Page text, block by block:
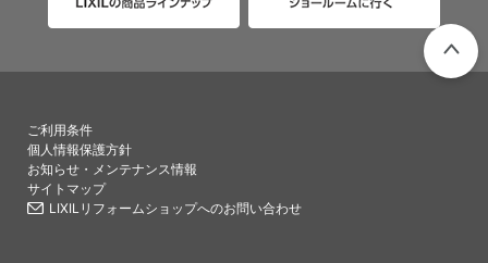
ご利用条件
個人情報保護方針
お知らせ・メンテナンス情報
サイトマップ
LIXILリフォームショップへのお問い合わせ